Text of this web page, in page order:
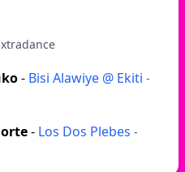
- Bisi Alawiye @ Ekiti -
- Los Dos Plebes -